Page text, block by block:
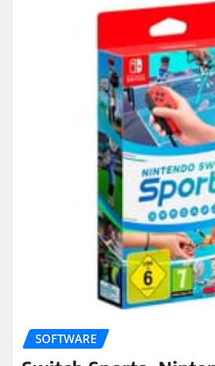
SOFTWARE